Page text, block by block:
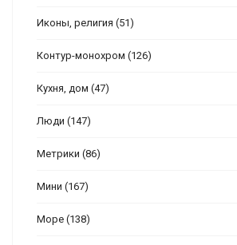
Иконы, религия (51)
Контур-монохром (126)
Кухня, дом (47)
Люди (147)
Метрики (86)
Мини (167)
Море (138)